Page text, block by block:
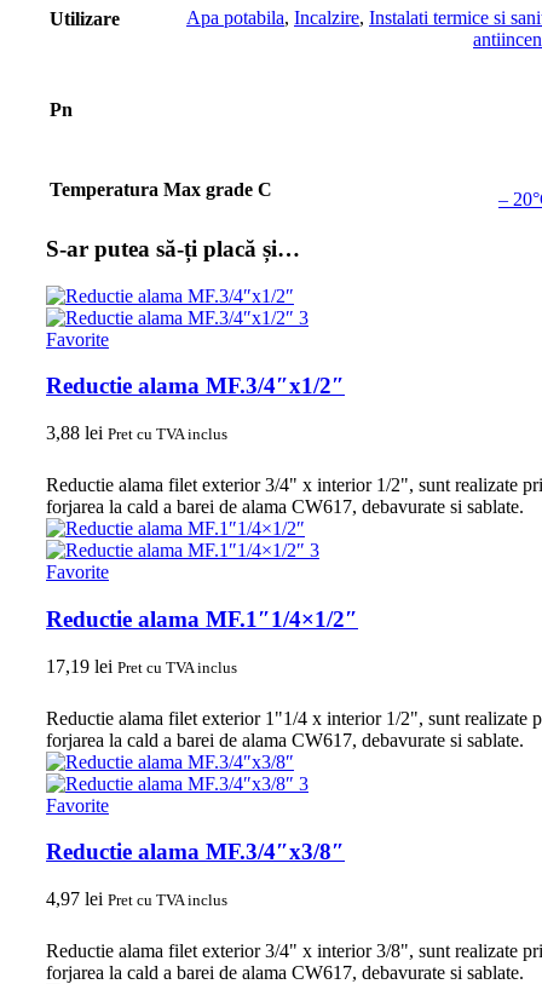
Utilizare Apa potabila, Incalzire, Instalati termice si
Pn
Temperatura Max grade C –
S-ar putea să-ți placă și…
Favorite
Reductie alama MF.3/4″x1/2″
3,88 lei Pret cu TVA inclus
Reductie alama filet exterior 3/4" x interior 1/2", sunt realizate
forjarea la cald a barei de alama CW617, debavurate si sablate.
Favorite
Reductie alama MF.1″1/4×1/2″
17,19 lei Pret cu TVA inclus
Reductie alama filet exterior 1"1/4 x interior 1/2", sunt realizate
forjarea la cald a barei de alama CW617, debavurate si sablate.
Favorite
Reductie alama MF.3/4″x3/8″
4,97 lei Pret cu TVA inclus
Reductie alama filet exterior 3/4" x interior 3/8", sunt realizate
forjarea la cald a barei de alama CW617, debavurate si sablate.